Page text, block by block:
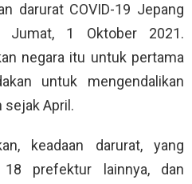
darurat COVID-19 Jepang
Jumat, 1 Oktober 2021.
negara itu untuk pertama
untuk mengendalikan
sejak April.
keadaan darurat, yang
prefektur lainnya, dan